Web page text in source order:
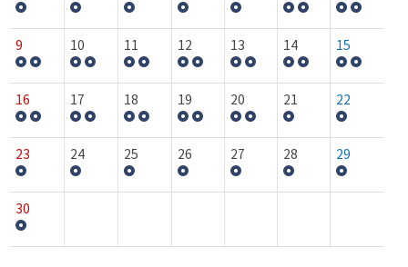
9 10 11 12 13 14 15
16 17 18 19 20 21 22
23 24 25 26 27 28 29
30